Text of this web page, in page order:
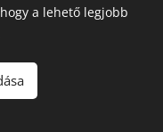
| 7624 Pécs, Alajos u.
a lehető legjobb